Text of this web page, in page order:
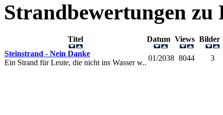
Strandbewertungen zu
Titel Datum Views
Steinstrand - Nein Danke
Ein Strand für Leute, die nicht ins Wasser w..
01/2038 8044 3